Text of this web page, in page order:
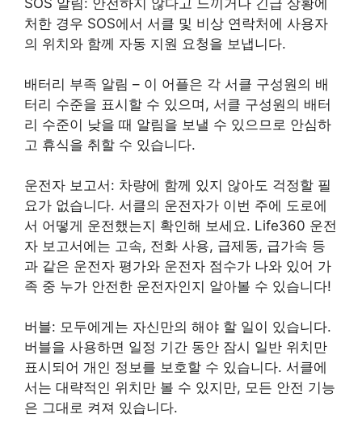
처한 경우 SOS에서 서클 및 비상 연락처에 사용자
의 위치와 함께 자동 지원 요청을 보냅니다.
배터리 부족 알림 – 이 어플은 각 서클 구성원의 배
터리 수준을 표시할 수 있으며, 서클 구성원의 배터
리 수준이 낮을 때 알림을 보낼 수 있으므로 안심하
고 휴식을 취할 수 있습니다.
운전자 보고서: 차량에 함께 있지 않아도 걱정할 필
요가 없습니다. 서클의 운전자가 이번 주에 도로에
서 어떻게 운전했는지 확인해 보세요. Life360 운전
자 보고서에는 고속, 전화 사용, 급제동, 급가속 등
과 같은 운전자 평가와 운전자 점수가 나와 있어 가
족 중 누가 안전한 운전자인지 알아볼 수 있습니다!
버블: 모두에게는 자신만의 해야 할 일이 있습니다.
버블을 사용하면 일정 기간 동안 잠시 일반 위치만
표시되어 개인 정보를 보호할 수 있습니다. 서클에
서는 대략적인 위치만 볼 수 있지만, 모든 안전 기능
은 그대로 켜져 있습니다.